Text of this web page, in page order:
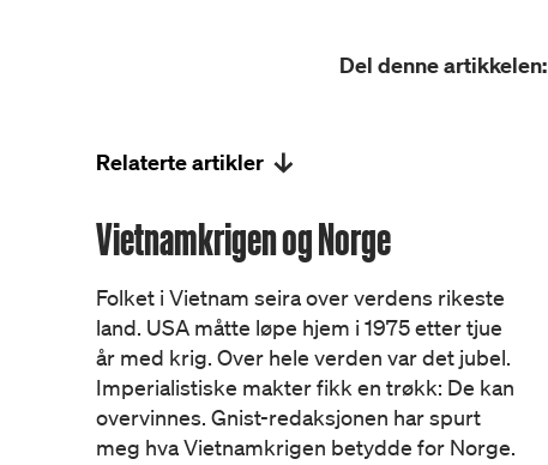
Del denne artikkelen:
Relaterte artikler
Vietnamkrigen og Norge
Folket i Vietnam seira over verdens rikeste
land. USA måtte løpe hjem i 1975 etter tjue
år med krig. Over hele verden var det jubel.
Imperialistiske makter fikk en trøkk: De kan
overvinnes. Gnist-redaksjonen har spurt
meg hva Vietnamkrigen betydde for Norge.